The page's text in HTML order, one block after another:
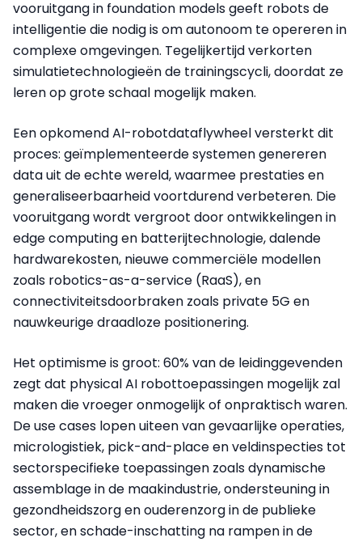
vooruitgang in foundation models geeft robots de
intelligentie die nodig is om autonoom te opereren in
complexe omgevingen. Tegelijkertijd verkorten
simulatietechnologieën de trainingscycli, doordat ze
leren op grote schaal mogelijk maken.
Een opkomend AI-robotdataflywheel versterkt dit
proces: geïmplementeerde systemen genereren
data uit de echte wereld, waarmee prestaties en
generaliseerbaarheid voortdurend verbeteren. Die
vooruitgang wordt vergroot door ontwikkelingen in
edge computing en batterijtechnologie, dalende
hardwarekosten, nieuwe commerciële modellen
zoals robotics-as-a-service (RaaS), en
connectiviteitsdoorbraken zoals private 5G en
nauwkeurige draadloze positionering.
Het optimisme is groot: 60% van de leidinggevenden
zegt dat physical AI robottoepassingen mogelijk zal
maken die vroeger onmogelijk of onpraktisch waren.
De use cases lopen uiteen van gevaarlijke operaties,
micrologistiek, pick-and-place en veldinspecties tot
sectorspecifieke toepassingen zoals dynamische
assemblage in de maakindustrie, ondersteuning in
gezondheidszorg en ouderenzorg in de publieke
sector, en schade-inschatting na rampen in de